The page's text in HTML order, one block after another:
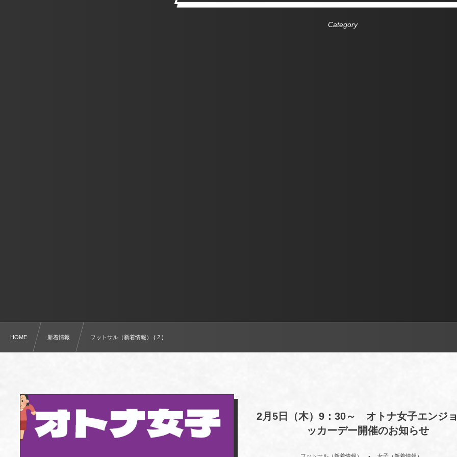
Category
HOME 新着情報 フットサル（新着情報） ( 2 )
2月5日（木）9：30～ オトナ女子エンジ
ッカーデー開催のお知らせ